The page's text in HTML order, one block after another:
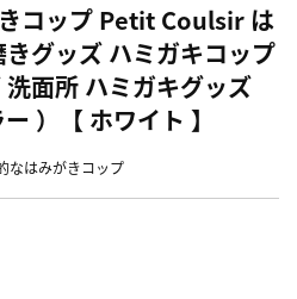
コップ Petit Coulsir は
グッズ ハミガキコップ
面所 ハミガキグッズ
）【 ホワイト 】
なはみがきコップ